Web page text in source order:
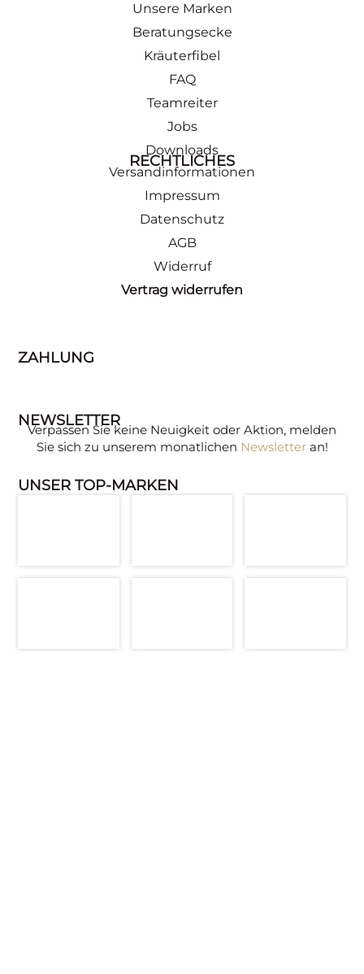
Unsere Marken
Beratungsecke
Kräuterfibel
FAQ
Teamreiter
Jobs
Downloads
RECHTLICHES
Versandinformationen
Impressum
Datenschutz
AGB
Widerruf
Vertrag widerrufen
ZAHLUNG
NEWSLETTER
Verpassen Sie keine Neuigkeit oder Aktion, melden
Sie sich zu unserem monatlichen Newsletteran!
UNSER TOP-MARKEN